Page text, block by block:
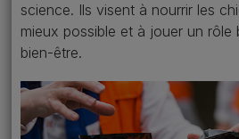
science. Ils visent à nourrir les
mieux possible et à jouer un rôle
bien-être.